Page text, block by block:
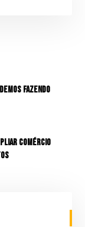
fazendo
comércio